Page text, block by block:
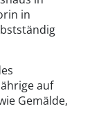
in
auf
Gemälde,